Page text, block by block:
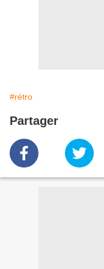
#rétro
Partager